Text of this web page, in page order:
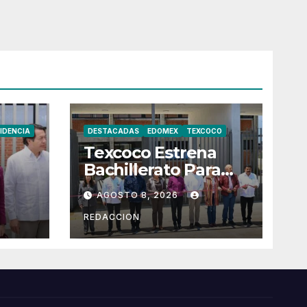
DESTACADAS EDOMEX TEXCOCO
Texcoco Estrena
Bachillerato Para
900 Estudiantes
AGOSTO 8, 2026
REDACCION